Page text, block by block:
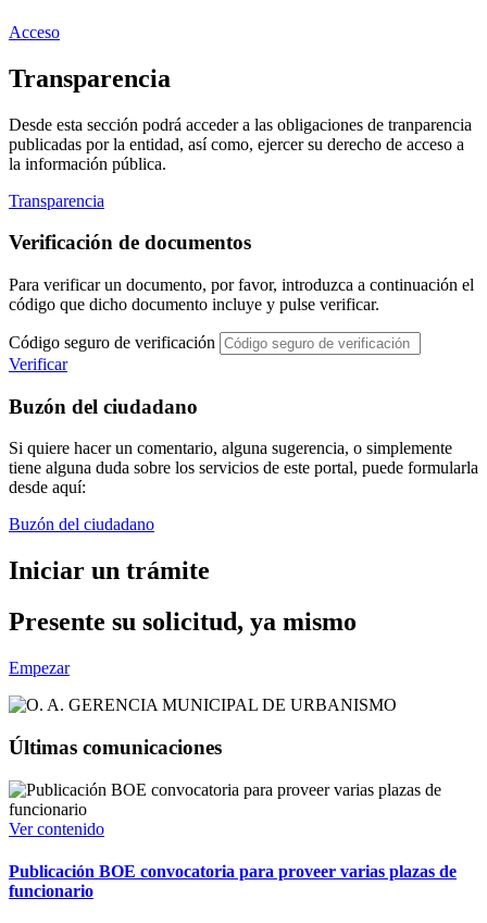
Acceso
Transparencia
Desde esta sección podrá acceder a las obligaciones de tranparencia
publicadas por la entidad, así como, ejercer su derecho de acceso a
la información pública.
Transparencia
Verificación de documentos
Para verificar un documento, por favor, introduzca a continuación el
código que dicho documento incluye y pulse verificar.
Código seguro de verificación
Verificar
Buzón del ciudadano
Si quiere hacer un comentario, alguna sugerencia, o simplemente
tiene alguna duda sobre los servicios de este portal, puede formularla
desde aquí:
Buzón del ciudadano
Iniciar un trámite
Presente su solicitud, ya mismo
Empezar
Últimas comunicaciones
Ver contenido
Publicación BOE convocatoria para proveer varias plazas de
funcionario